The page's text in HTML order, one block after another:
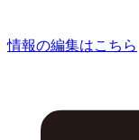
情報の編集はこちら